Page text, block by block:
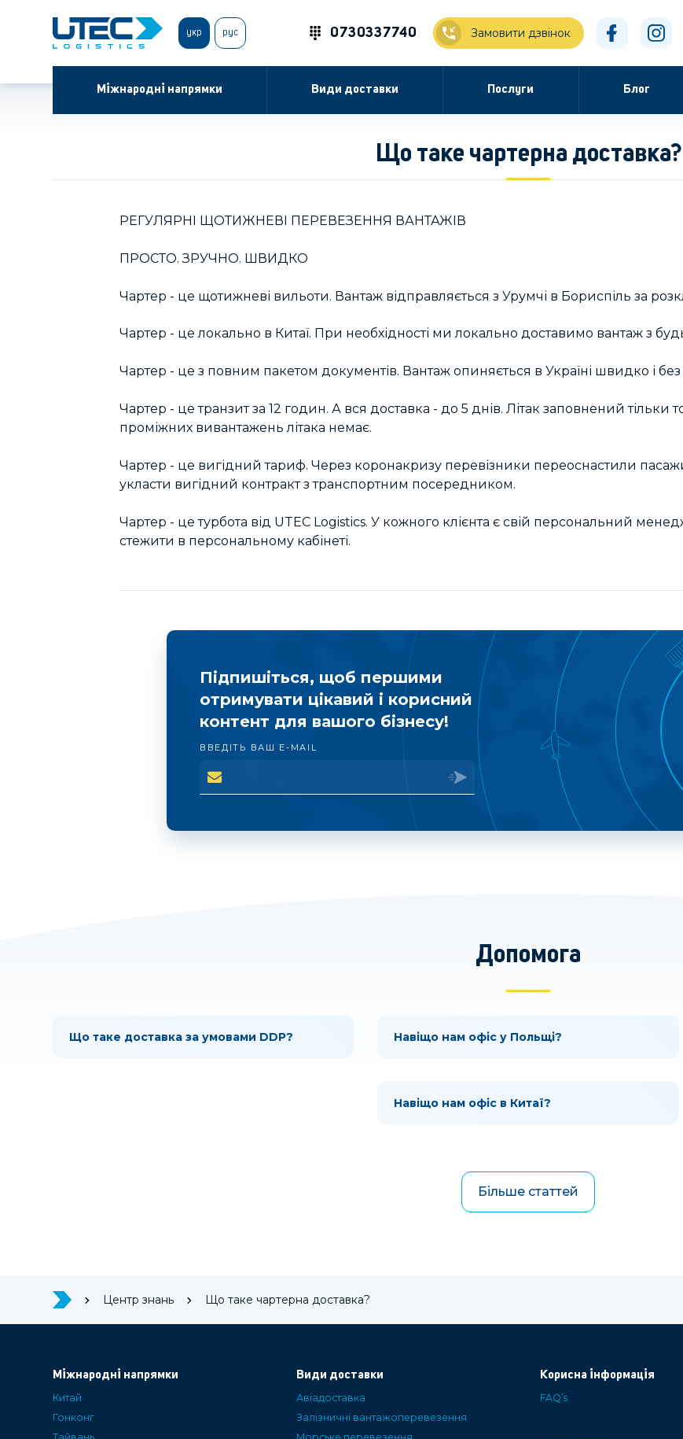
укр рус 0730337740 Замовити дзвінок
Міжнародні напрямки Види доставки Послуги Блог
Що таке чартерна доставка?
РЕГУЛЯРНІ ЩОТИЖНЕВІ ПЕРЕВЕЗЕННЯ ВАНТАЖІВ
ПРОСТО. ЗРУЧНО. ШВИДКО
Чартер - це щотижневі вильоти. Вантаж відправляється з Урумчі в Бориспіль за
Чартер - це локально в Китаї. При необхідності ми локально доставимо вантаж з
Чартер - це з повним пакетом документів. Вантаж опиняється в Україні швидко і
Чартер - це транзит за 12 годин. А вся доставка - до 5 днів. Літак заповнений тільки
проміжних вивантажень літака немає.
Чартер - це вигідний тариф. Через коронакризу перевізники переоснастили
укласти вигідний контракт з транспортним посередником.
Чартер - це турбота від UTEC Logistics. У кожного клієнта є свій персональний
стежити в персональному кабінеті.
Підпишіться, щоб першими
отримувати цікавий і корисний
контент для вашого бізнесу!
ВВЕДІТЬ ВАШ E-MAIL
Допомога
Що таке доставка за умовами DDP? Навіщо нам офіс у Польщі?
Навіщо нам офіс в Китаї?
Більше статтей
Центр знань Що таке чартерна доставка?
Міжнародні напрямки
Китай
Гонконг
Види доставки
Авіадоставка
Залізничні вантажоперевезення
Корисна інформація
FAQ’s